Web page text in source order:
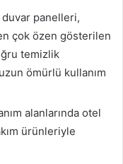
panelleri,
çok özen gösterilen
temizlik
ömürlü kullanım
alanlarında otel
ürünleriyle